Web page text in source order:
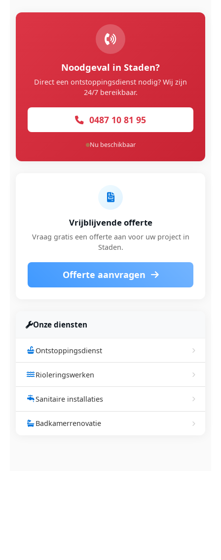
Noodgeval in Staden?
Direct een ontstoppingsdienst nodig? Wij zijn
24/7 bereikbaar.
0487 10 81 95
Nu beschikbaar
Vrijblijvende offerte
Vraag gratis een offerte aan voor uw project in
Staden.
Offerte aanvragen
Onze diensten
Ontstoppingsdienst
Rioleringswerken
Sanitaire installaties
Badkamerrenovatie